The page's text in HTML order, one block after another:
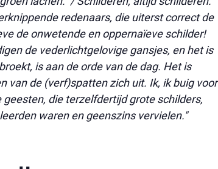
redenaars, die uiterst correct de
de onwetende en oppernaïeve schilder!
de vederlichtgelovige gansjes, en het is
is aan de orde van de dag. Het is
van de (verf)spatten zich uit. Ik, ik buig voor
die terzelfdertijd grote schilders,
waren en geenszins vervielen."